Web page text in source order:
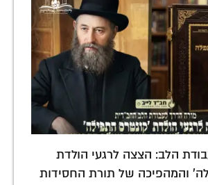
הלב: הצצה לרגעי הולדת
והמהפיכה של תורת החסידות